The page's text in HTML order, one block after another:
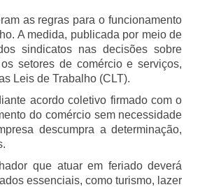
as regras para o funcionamento
A medida, publicada por meio de
sindicatos nas decisões sobre
setores de comércio e serviços,
Leis de Trabalho (CLT).
acordo coletivo firmado com o
do comércio sem necessidade
descumpra a determinação,
que atuar em feriado deverá
essenciais, como turismo, lazer